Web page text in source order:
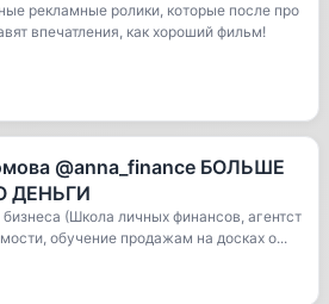
рекламные ролики, которые после про
впечатления, как хороший фильм!
@anna_finance БОЛЬШЕ
ДЕНЬГИ
бизнеса (Школа личных финансов, агентст
обучение продажам на досках о...